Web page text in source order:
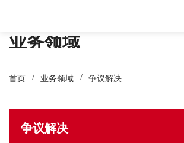
业务领域
首页 业务领域 争议解决
争议解决